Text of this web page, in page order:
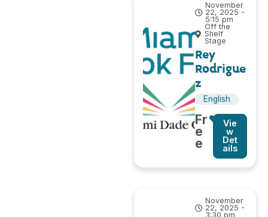
November
22, 2025 -
5:15 pm
Off the
Shelf
Stage
Rey
Rodrigue
z
English
Fr
e
e
Vie
w
Det
ails
November
22, 2025 -
3:30 pm